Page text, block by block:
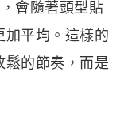
會隨著頭型貼
加平均。這樣的
鬆的節奏，而是